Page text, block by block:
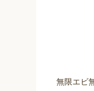
無限エビ